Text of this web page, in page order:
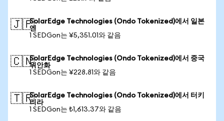
🇯🇵SolarEdge Technologies (Ondo Tokenized)에서 일본
엔
1 SEDGon는 ¥5,351.01와 같음
🇨🇳SolarEdge Technologies (Ondo Tokenized)에서 중국
위안화
1 SEDGon는 ¥228.81와 같음
🇹🇷SolarEdge Technologies (Ondo Tokenized)에서 터키
리라
1 SEDGon는 ₺1,613.37와 같음